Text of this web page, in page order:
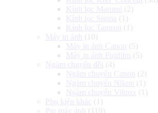
Kính lọc Marumi (2)
Kính lọc Sigma (1)
Kính lọc Tamron
(1)
Máy in ảnh
(10)
Máy in ảnh Canon
(5)
Máy in ảnh Fujifilm (5)
Ngàm chuyển đổi (4)
Ngàm chuyển Canon
(2)
Ngàm chuyển Nikon
(1)
Ngàm chuyển Viltrox (1)
Phụ kiện khác (1)
Pin máy ảnh
(119)